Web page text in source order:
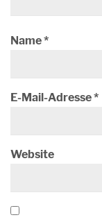
Name*
E-Mail-Adresse*
Website